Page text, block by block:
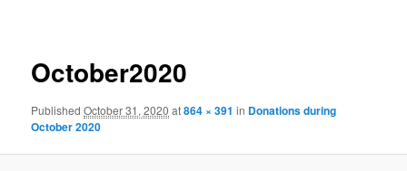
October2020
PublishedOctober 31, 2020 at864 × 391 in Donations during
October 2020